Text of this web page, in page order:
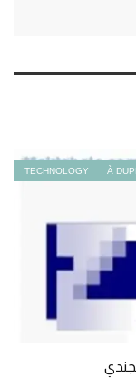
À
TECHNOLOGY